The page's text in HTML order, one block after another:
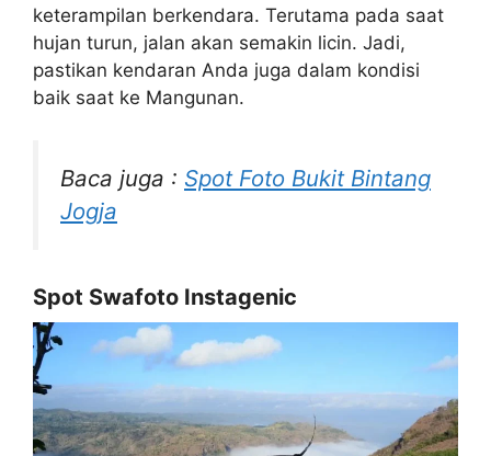
keterampilan berkendara. Terutama pada saat
hujan turun, jalan akan semakin licin. Jadi,
pastikan kendaran Anda juga dalam kondisi
baik saat ke Mangunan.
Baca juga : Spot Foto Bukit Bintang
Jogja
Spot Swafoto Instagenic